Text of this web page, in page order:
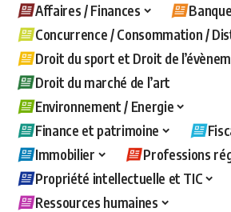
Affaires / Finances
Concurrence / Consommation /
Droit du sport et Droit de
Droit du marché de l’art
Environnement / Energie
Finance et patrimoine
Immobilier
Professions
Propriété intellectuelle et TIC
Ressources humaines